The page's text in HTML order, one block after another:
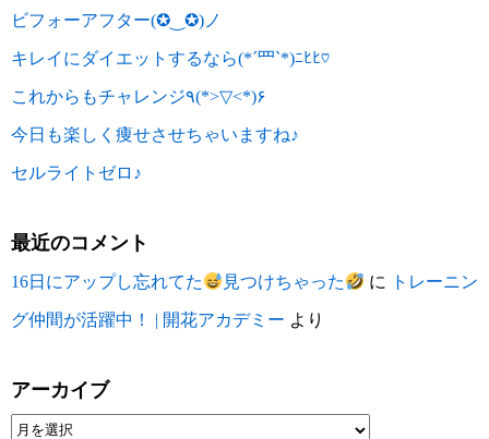
ビフォーアフター(✪‿✪)ノ
キレイにダイエットするなら(*´罒`*)ﾆﾋﾋ♡
これからもチャレンジ٩(*>▽<*)۶
今日も楽しく痩せさせちゃいますね♪
セルライトゼロ♪
最近のコメント
16日にアップし忘れてた 見つけちゃった に トレーニン
グ仲間が活躍中！ | 開花アカデミー より
アーカイブ